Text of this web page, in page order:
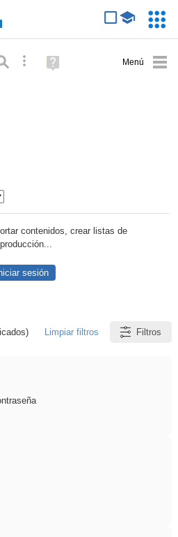
Búsqueda avanzada
Ayuda
(en
contenidos, crear listas de
sesión
Limpiar filtros Filtros